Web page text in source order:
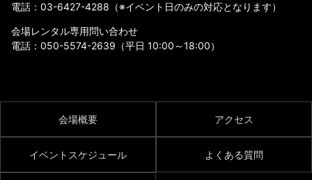
電話： 03-6427-4288 （※イベント日のみの対応となります）
会場レンタル専用問い合わせ
電話： 050-5574-2639 （平日 10:00～18:00）
会場概要 アクセス
イベントスケジュール よくある質問